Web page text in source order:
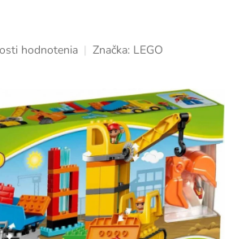
hodnotenia Značka: LEGO